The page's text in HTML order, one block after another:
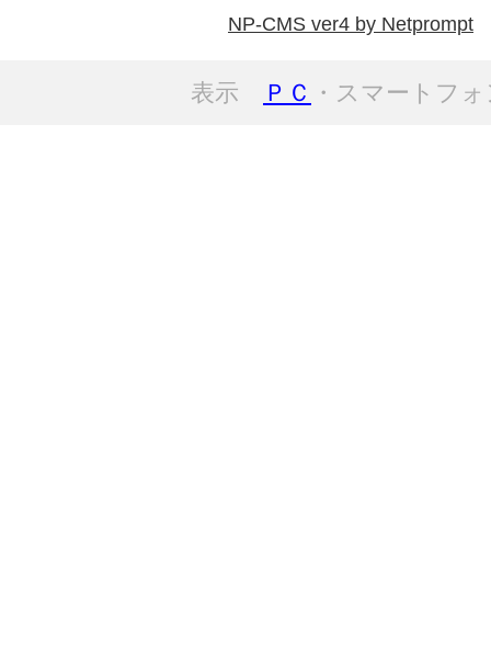
NP-CMS ver4 by Netprompt
表示 ＰＣ ・スマートフ